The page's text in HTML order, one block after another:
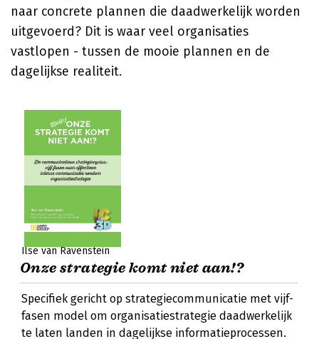
naar concrete plannen die daadwerkelijk worden
uitgevoerd? Dit is waar veel organisaties
vastlopen - tussen de mooie plannen en de
dagelijkse realiteit.
Ilse van Ravenstein
Onze strategie komt niet aan!?
Specifiek gericht op strategiecommunicatie met vijf-
fasen model om organisatiestrategie daadwerkelijk
te laten landen in dagelijkse informatieprocessen.